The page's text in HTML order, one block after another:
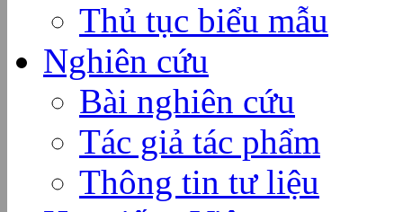
Thủ tục biểu mẫu
Nghiên cứu
Bài nghiên cứu
Tác giả tác phẩm
Thông tin tư liệu